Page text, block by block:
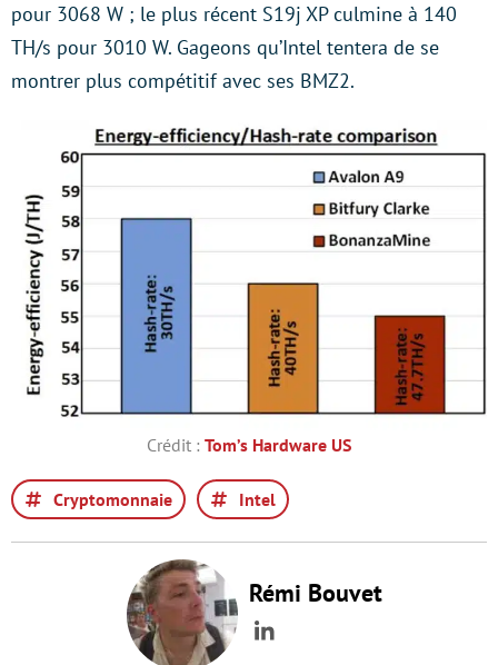
pour 3068 W ; le plus récent S19j XP culmine à 140
TH/s pour 3010 W. Gageons qu’Intel tentera de se
montrer plus compétitif avec ses BMZ2.
Crédit : Tom’s Hardware US
Cryptomonnaie Intel
Rémi Bouvet
LinkedIn